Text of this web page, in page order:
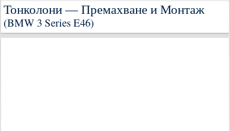
Тонколони — Премахване и Монтаж
(BMW 3 Series E46)